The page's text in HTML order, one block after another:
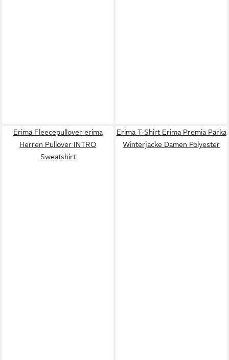
Erima Fleecepullover erima
Herren Pullover INTRO
Sweatshirt
Erima T-Shirt Erima Premia Parka
Winterjacke Damen Polyester